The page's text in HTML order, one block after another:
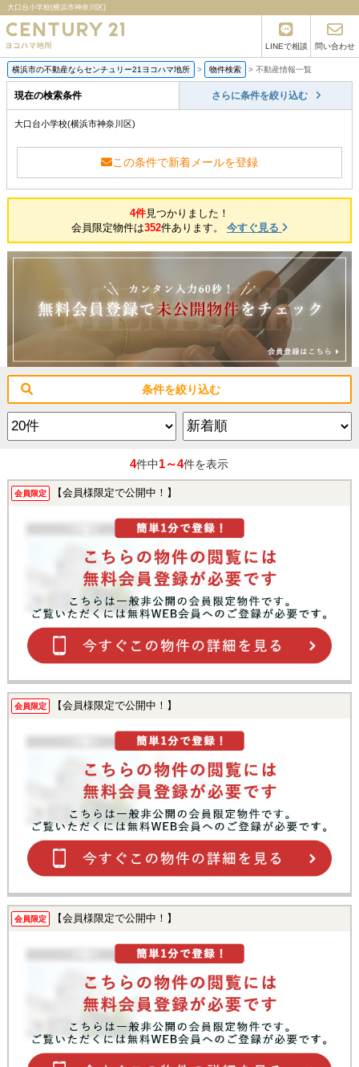
大口台小学校(横浜市神奈川区)
LINEで相談 問い合わせ
横浜市の不動産ならセンチュリー21ヨコハマ地所 > 物件検索 > 不動産情報一覧
現在の検索条件 さらに条件を絞り込む
大口台小学校(横浜市神奈川区)
この条件で新着メールを登録
4件見つかりました！
会員限定物件は352件あります。 今すぐ見る
条件を絞り込む
4件中1～4件を表示
会員限定 【会員様限定で公開中！】
会員限定 【会員様限定で公開中！】
会員限定 【会員様限定で公開中！】